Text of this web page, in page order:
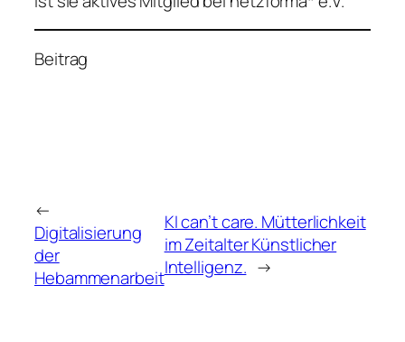
Beitrag
←
Digitalisierung
der
Hebammenarbeit
KI can’t care. Mütterlichkeit
im Zeitalter Künstlicher
Intelligenz. →